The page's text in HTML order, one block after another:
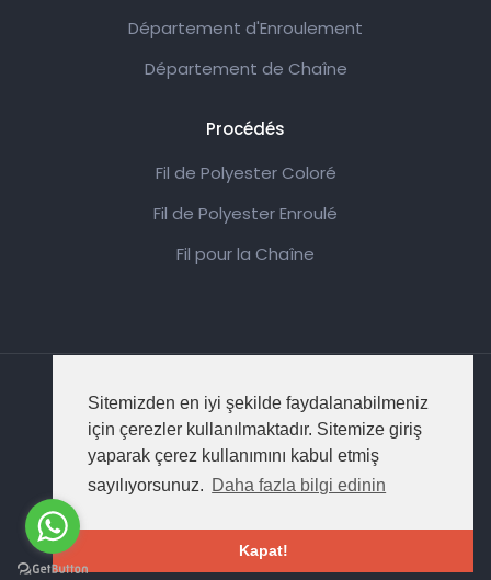
Sitemizden en iyi şekilde faydalanabilmeniz
için çerezler kullanılmaktadır. Sitemize giriş
yaparak çerez kullanımını kabul etmiş
sayılıyorsunuz. Daha fazla bilgi edinin
Kapat!
Département d'Enroulement
Département de Chaîne
Procédés
Fil de Polyester Coloré
Fil de Polyester Enroulé
Fil pour la Chaîne
© 2022 Dolphiner. Tous Droits Réservés..
Protection des Données Personnelles
Conception et Logiciel: